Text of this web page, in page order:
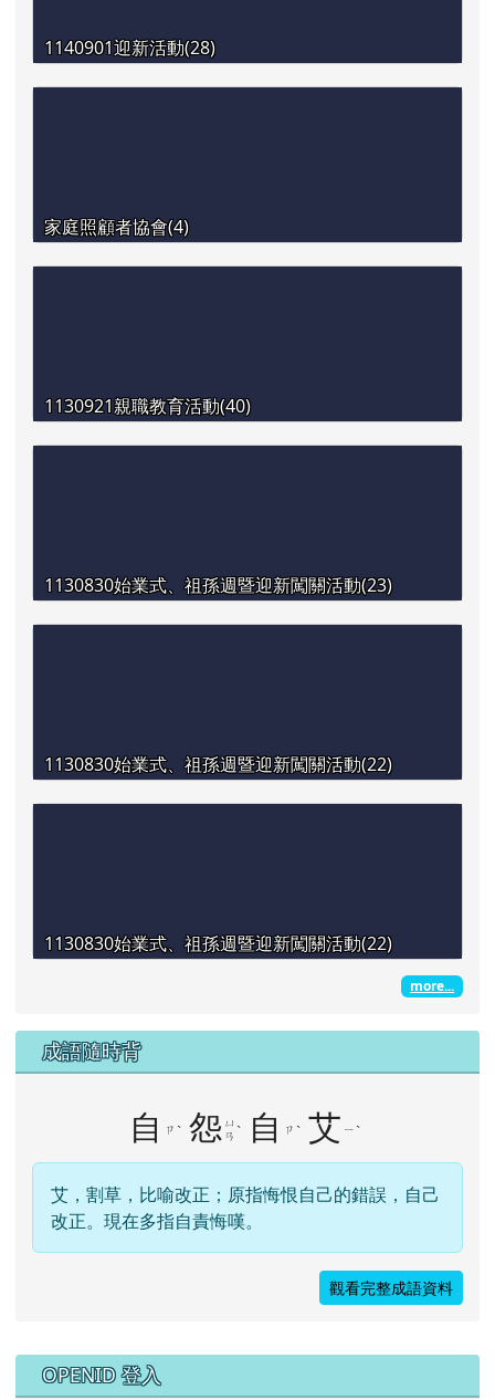
1140901迎新活動(28)
家庭照顧者協會(4)
1130921親職教育活動(40)
1130830始業式、祖孫週暨迎新闖關活動(23)
1130830始業式、祖孫週暨迎新闖關活動(22)
1130830始業式、祖孫週暨迎新闖關活動(22)
more...
成語隨時背
自 ㄗ ˋ 怨 ㄩ
ㄢ ˋ 自 ㄗ ˋ 艾 ㄧ ˋ
艾，割草，比喻改正；原指悔恨自己的錯誤，自己
改正。現在多指自責悔嘆。
觀看完整成語資料
右邊區域內容
OPENID 登入